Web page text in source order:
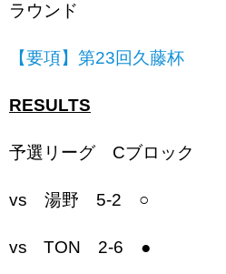
ラウンド
【要項】第23回久藤杯
RESULTS
予選リーグ Cブロック
vs 湯野 5-2 ○
vs TON 2-6 ●